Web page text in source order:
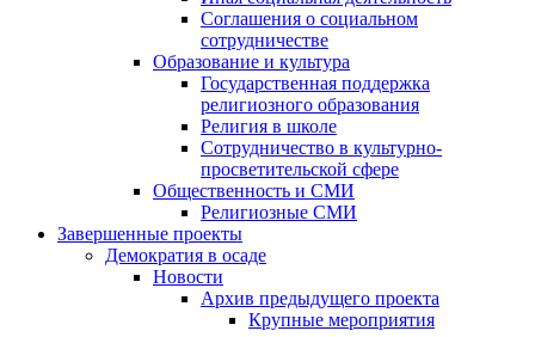
Соглашения о социальном
сотрудничестве
Образование и культура
Государственная поддержка
религиозного образования
Религия в школе
Сотрудничество в культурно-
просветительской сфере
Общественность и СМИ
Религиозные СМИ
Завершенные проекты
Демократия в осаде
Новости
Архив предыдущего проекта
Крупные мероприятия